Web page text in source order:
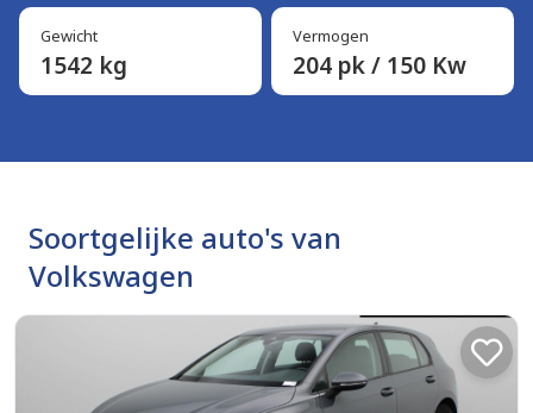
Gewicht
1542 kg
Vermogen
204 pk / 150 Kw
Soortgelijke auto's van
Volkswagen